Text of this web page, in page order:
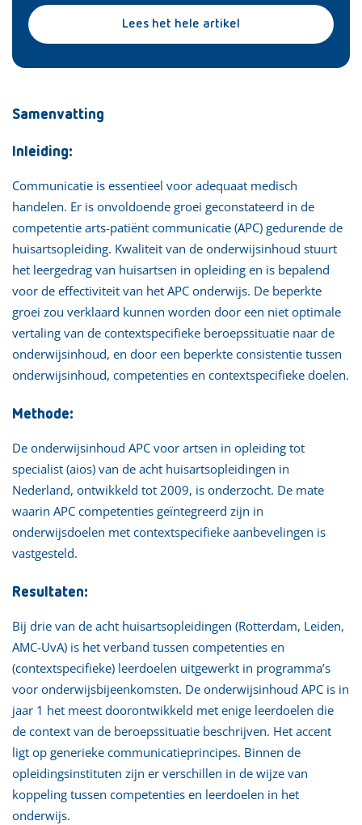
Lees het hele artikel
Samenvatting
Inleiding:
Communicatie is essentieel voor adequaat medisch
handelen. Er is onvoldoende groei geconstateerd in de
competentie arts-patiënt communicatie (APC) gedurende de
huisartsopleiding. Kwaliteit van de onderwijsinhoud stuurt
het leergedrag van huisartsen in opleiding en is bepalend
voor de effectiviteit van het APC onderwijs. De beperkte
groei zou verklaard kunnen worden door een niet optimale
vertaling van de contextspecifieke beroepssituatie naar de
onderwijsinhoud, en door een beperkte consistentie tussen
onderwijsinhoud, competenties en contextspecifieke doelen.
Methode:
De onderwijsinhoud APC voor artsen in opleiding tot
specialist (aios) van de acht huisartsopleidingen in
Nederland, ontwikkeld tot 2009, is onderzocht. De mate
waarin APC competenties geïntegreerd zijn in
onderwijsdoelen met contextspecifieke aanbevelingen is
vastgesteld.
Resultaten:
Bij drie van de acht huisartsopleidingen (Rotterdam, Leiden,
AMC-UvA) is het verband tussen competenties en
(contextspecifieke) leerdoelen uitgewerkt in programma’s
voor onderwijsbijeenkomsten. De onderwijsinhoud APC is in
jaar 1 het meest doorontwikkeld met enige leerdoelen die
de context van de beroepssituatie beschrijven. Het accent
ligt op generieke communicatieprincipes. Binnen de
opleidingsinstituten zijn er verschillen in de wijze van
koppeling tussen competenties en leerdoelen in het
onderwijs.